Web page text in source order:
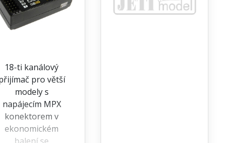
18-ti kanálový
pro větší
modely s
napájecím MPX
konektorem v
ekonomickém